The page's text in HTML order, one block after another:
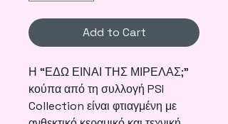
Add to Cart
Η “ΕΔΩ ΕΙΝΑΙ ΤΗΣ ΜΙΡΕΛΑΣ;”
κούπα από τη συλλογή PSI
Collection είναι φτιαγμένη με